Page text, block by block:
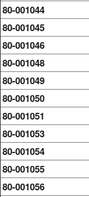
80-001044
80-001045
80-001046
80-001048
80-001049
80-001050
80-001051
80-001053
80-001054
80-001055
80-001056